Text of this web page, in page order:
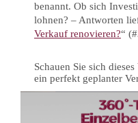
benannt. Ob sich
lohnen? – Antworten
Verkauf renovieren?“
Schauen Sie sich
ein perfekt geplanter